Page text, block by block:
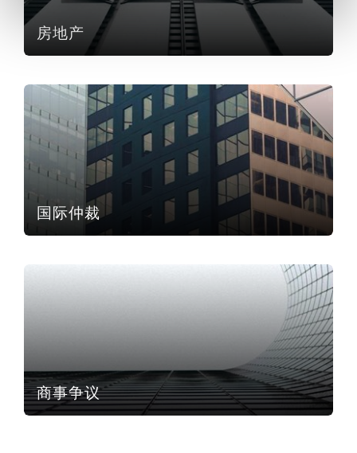
安普顿
房地产
国际仲裁
国际仲裁
商事争议